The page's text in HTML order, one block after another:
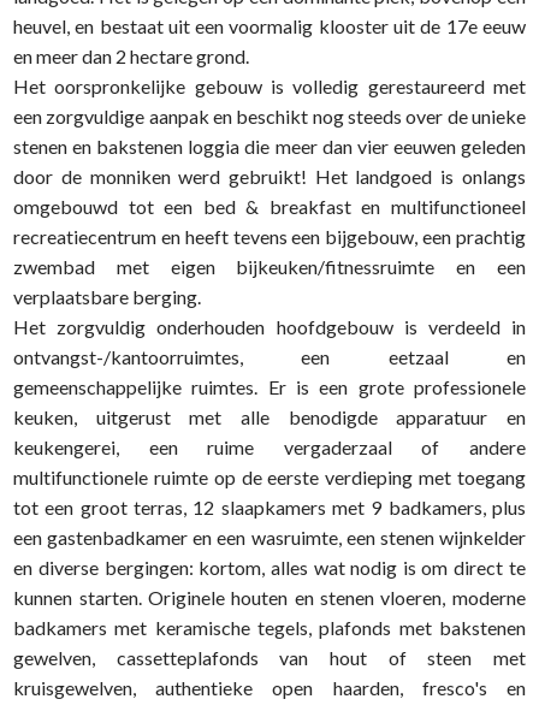
heuvel, en bestaat uit een voormalig klooster uit de 17e eeuw
en meer dan 2 hectare grond.
Het oorspronkelijke gebouw is volledig gerestaureerd met
een zorgvuldige aanpak en beschikt nog steeds over de unieke
stenen en bakstenen loggia die meer dan vier eeuwen geleden
door de monniken werd gebruikt! Het landgoed is onlangs
omgebouwd tot een bed & breakfast en multifunctioneel
recreatiecentrum en heeft tevens een bijgebouw, een prachtig
zwembad met eigen bijkeuken/fitnessruimte en een
verplaatsbare berging.
Het zorgvuldig onderhouden hoofdgebouw is verdeeld in
ontvangst-/kantoorruimtes, een eetzaal en
gemeenschappelijke ruimtes. Er is een grote professionele
keuken, uitgerust met alle benodigde apparatuur en
keukengerei, een ruime vergaderzaal of andere
multifunctionele ruimte op de eerste verdieping met toegang
tot een groot terras, 12 slaapkamers met 9 badkamers, plus
een gastenbadkamer en een wasruimte, een stenen wijnkelder
en diverse bergingen: kortom, alles wat nodig is om direct te
kunnen starten. Originele houten en stenen vloeren, moderne
badkamers met keramische tegels, plafonds met bakstenen
gewelven, cassetteplafonds van hout of steen met
kruisgewelven, authentieke open haarden, fresco's en